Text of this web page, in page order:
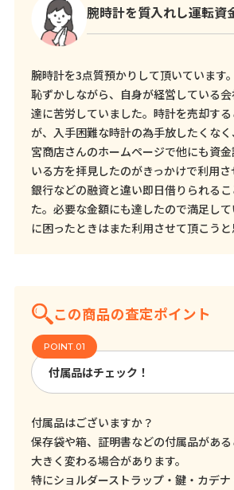
腕時計を質入れし運転資
腕時計を3点質預かりして頂いています。
恥ずかしながら、自身が経営している
達に苦労していました。時計を売却す
が、入手困難な時計の為手放したくな
宮商店さんのホームページで他にも資
いる方を拝見したのがきっかけで利用さ
銀行などの融資と違い即日借りられる
た。必要な金額にも達したので満足し
に困ったときはまた利用させて頂こうと
この商品の査定ポイント
付属品はチェック！
付属品はございますか？
保存袋や箱、証明書などの付属品があ
大きく変わる場合があります。
特にショルダーストラップ・鍵・カデ